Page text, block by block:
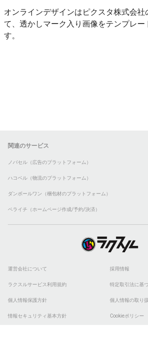
オンラインデザインはピクスタ株式会
て、透かしマーク入り画像をテンプレー
す。
関連のサービス
ノバセル（広告のプラットフォーム）
ハコベル（物流のプラットフォーム）
ダンボールワン（梱包材のプラットフォーム）
ペライチ（ホームページ作成/予約/決済）
運営会社について 採用情報
ラクスルサービス利用規約 特定取引法に基
個人情報保護方針 個人情報の取り
情報セキュリティ基本方針 Cookieポリシー